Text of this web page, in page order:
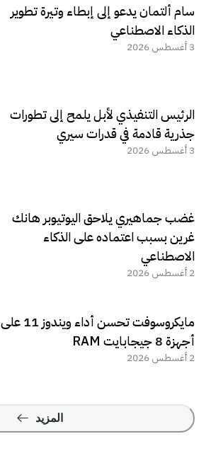
سام ألتمان يدعو إلى إبطاء وتيرة تطوير
الذكاء الاصطناعي
3 أغسطس 2026
الرئيس التنفيذي لأبل يلمح إلى تطورات
جذرية قادمة في قدرات سيري
3 أغسطس 2026
غضب جماهيري يلاحق اليوتيوبر هانك
غرين بسبب اعتماده على الذكاء
الاصطناعي
2 أغسطس 2026
مايكروسوفت تحسن أداء ويندوز 11 على
أجهزة 8 جيجابايت RAM
2 أغسطس 2026
المزيد